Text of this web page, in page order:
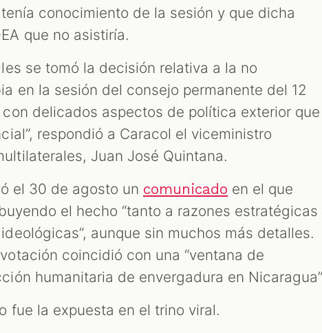
conocimiento de la sesión y que dicha
que no asistiría.
se tomó la decisión relativa a la no
en la sesión del consejo permanente del 12
delicados aspectos de política exterior que
respondió a Caracol el viceministro
Juan José Quintana.
el 30 de agosto un comunicado en el que
el hecho “tanto a razones estratégicas
aunque sin muchos más detalles.
coincidió con una “ventana de
humanitaria de envergadura en
fue la expuesta en el trino viral.